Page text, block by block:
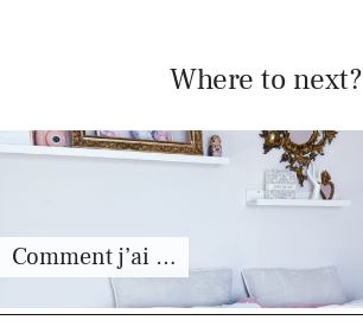
Where to next?
Comment j’ai …